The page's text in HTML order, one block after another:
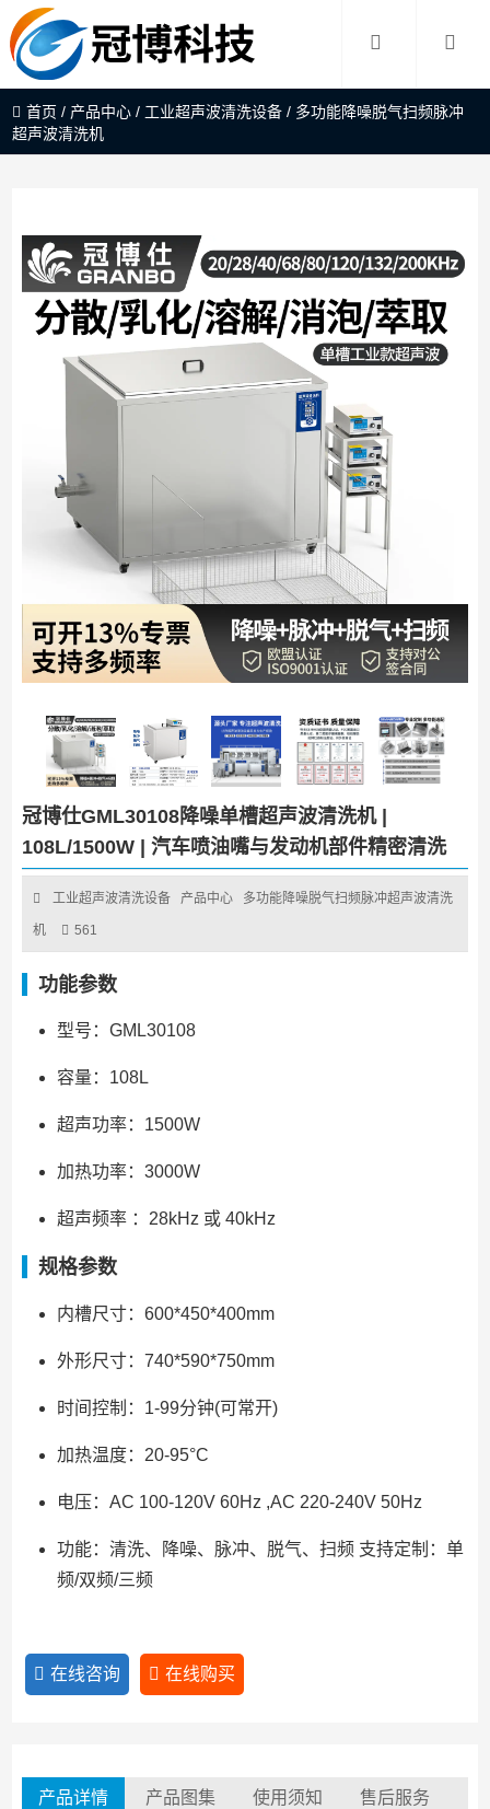
首页 / 产品中心 / 工业超声波清洗设备 / 多功能降噪脱气扫频脉冲
超声波清洗机
冠博仕GML30108降噪单槽超声波清洗机 |
108L/1500W | 汽车喷油嘴与发动机部件精密清洗
工业超声波清洗设备 产品中心 多功能降噪脱气扫频脉冲超声波清洗
机 561
功能参数
型号：GML30108
容量：108L
超声功率：1500W
加热功率：3000W
超声频率 ：28kHz 或 40kHz
规格参数
内槽尺寸：600*450*400mm
外形尺寸：740*590*750mm
时间控制：1-99分钟(可常开)
加热温度：20-95°C
电压：AC 100-120V 60Hz ,AC 220-240V 50Hz
功能：清洗、降噪、脉冲、脱气、扫频 支持定制：单
频/双频/三频
在线咨询 在线购买
产品详情 产品图集 使用须知 售后服务